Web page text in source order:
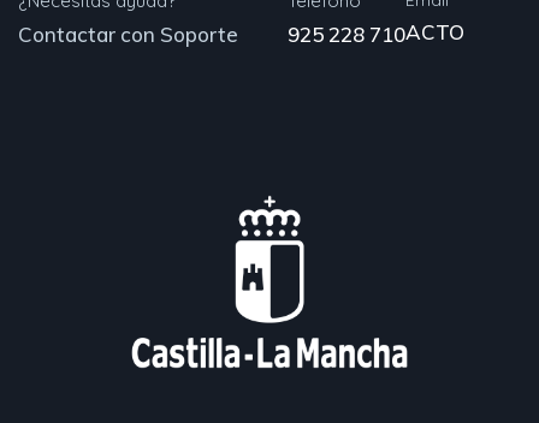
Contactar con Soporte 925 228 710ACTO